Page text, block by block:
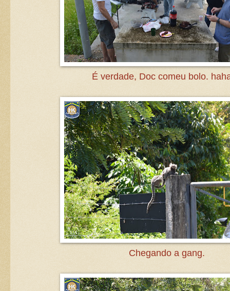
É verdade, Doc comeu bolo.
Chegando a gang.